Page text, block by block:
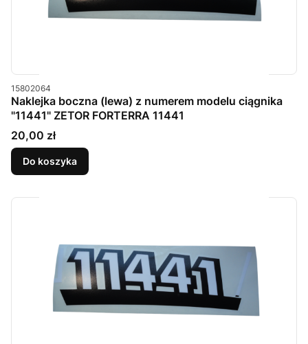
Kod produktu
15802064
Naklejka boczna (lewa) z numerem modelu ciągnika
"11441" ZETOR FORTERRA 11441
Cena
20,00 zł
Do koszyka